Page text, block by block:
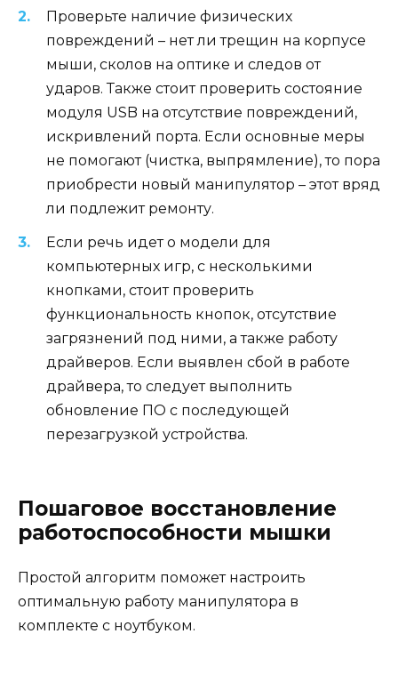
Проверьте наличие физических
повреждений – нет ли трещин на корпусе
мыши, сколов на оптике и следов от
ударов. Также стоит проверить состояние
модуля USB на отсутствие повреждений,
искривлений порта. Если основные меры
не помогают (чистка, выпрямление), то пора
приобрести новый манипулятор – этот вряд
ли подлежит ремонту.
Если речь идет о модели для
компьютерных игр, с несколькими
кнопками, стоит проверить
функциональность кнопок, отсутствие
загрязнений под ними, а также работу
драйверов. Если выявлен сбой в работе
драйвера, то следует выполнить
обновление ПО с последующей
перезагрузкой устройства.
Пошаговое восстановление
работоспособности мышки
Простой алгоритм поможет настроить
оптимальную работу манипулятора в
комплекте с ноутбуком.